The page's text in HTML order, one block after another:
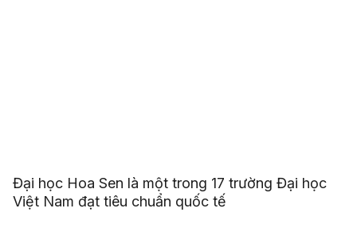
Đại học Hoa Sen là một trong 17 trường Đại học
Việt Nam đạt tiêu chuẩn quốc tế